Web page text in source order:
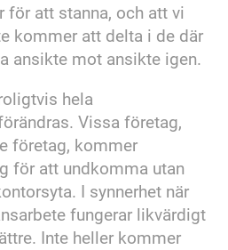
för att stanna, och att vi
kommer att delta i de där
ansikte mot ansikte igen.
hela
Vissa företag,
företag, kommer
för att undkomma utan
I synnerhet när
fungerar likvärdigt
Inte heller kommer